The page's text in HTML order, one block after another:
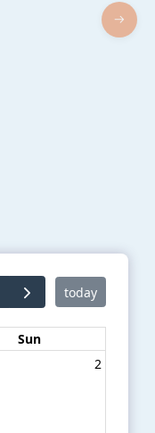
today
Sun
Landelijke Gilde
2